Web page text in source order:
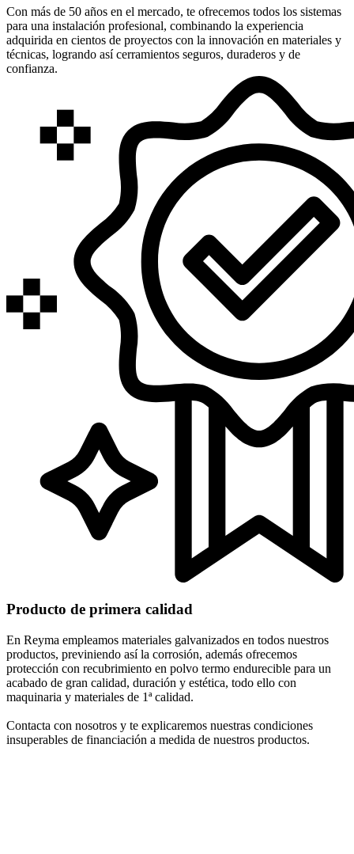
Con más de 50 años en el mercado, te ofrecemos todos los sistemas
para una instalación profesional, combinando la experiencia
adquirida en cientos de proyectos con la innovación en materiales y
técnicas, logrando así cerramientos seguros, duraderos y de
confianza.
Producto de primera calidad
En Reyma empleamos materiales galvanizados en todos nuestros
productos, previniendo así la corrosión, además ofrecemos
protección con recubrimiento en polvo termo endurecible para un
acabado de gran calidad, duración y estética, todo ello con
maquinaria y materiales de 1ª calidad.
Contacta con nosotros y te explicaremos nuestras condiciones
insuperables de financiación a medida de nuestros productos.